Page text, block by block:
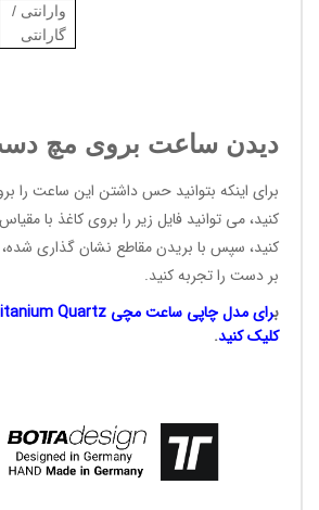
وارانتی /
گارانتی
دیدن ساعت بروی مچ
برای اینکه بتوانید حس داشتن این ساعت را
کنید، می توانید فایل زیر را بروی کاغذ با
کنید، سپس با بریدن مقاطع نشان گذاری
بر دست را تجربه کنید.
برای مدل چاپی ساعت مچی UNO 24 Titanium Quartz اینجا
کلیک کنید.